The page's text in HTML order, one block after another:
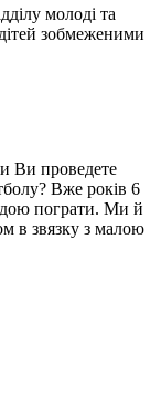
молоді та
зобмеженими
Ви проведете
Вже років 6
пограти. Ми й
в звязку з малою